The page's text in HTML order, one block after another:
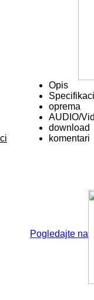
Opis
oprema
AUDIO/
download
komentari
Pogledajte na